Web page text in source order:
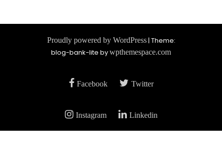
Proudly powered by WordPress | Theme:
blog-bank-lite bywpthemespace.com
Facebook Twitter
Instagram Linkedin